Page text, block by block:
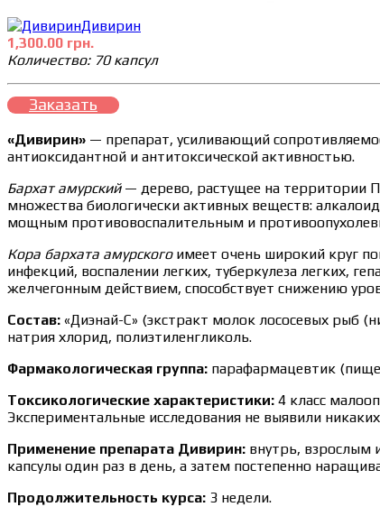
Дивирин
1,300.00 грн.
Количество: 70 капсул
Заказать
«Дивирин» — препарат, усиливающий
антиоксидантной и антитоксической активностью.
Бархат амурский— дерево, растущее на территории
множества биологически активных веществ:
мощным противовоспалительным и
Кора бархата амурскогоимеет очень широкий круг
инфекций, воспалении легких, туберкулеза легких,
желчегонным действием, способствует снижению
Состав: «Диэнай-С» (экстракт молок лососевых рыб
натрия хлорид, полиэтиленгликоль.
Фармакологическая группа: парафармацевтик
Токсикологические характеристики: 4 класс
Экспериментальные исследования не выявили
Применение препарата Дивирин: внутрь, взрослым
капсулы один раз в день, а затем постепенно
Продолжительность курса: 3 недели.